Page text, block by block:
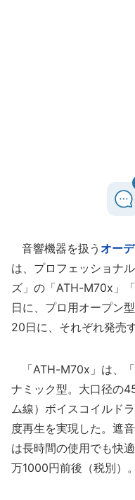
音響機器を扱う オー
は、プロフェッショナ
ズ」の「ATH-M70x」
日に、プロ用オープン
20日に、それぞれ発売す
「ATH-M70x」は、
ナミック型。大口径の
ム線）ボイスコイルド
度再生を実現した。遮
は長時間の使用でも快
万1000円前後（税別）。